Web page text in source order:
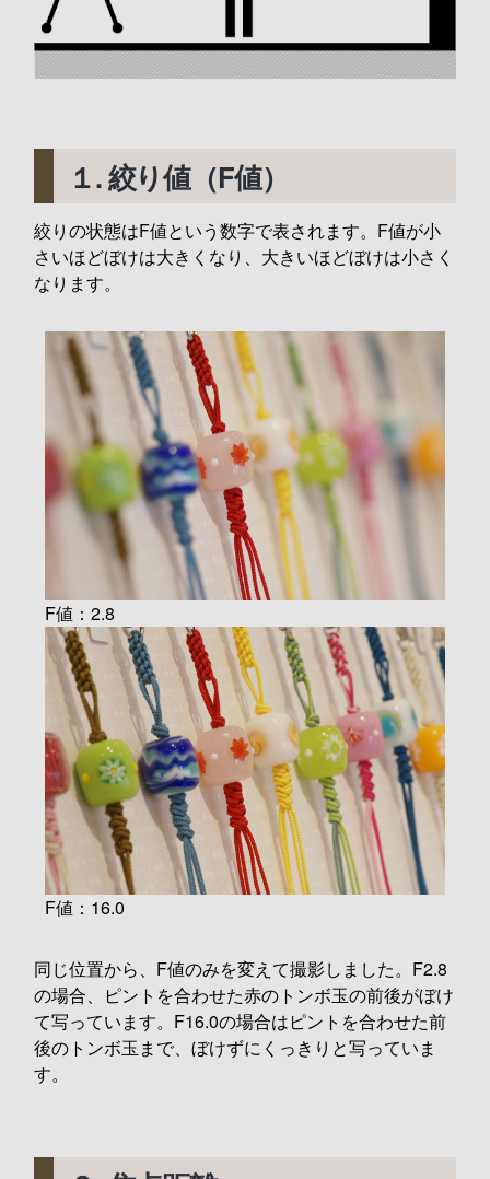
１. 絞り値（F値）
絞りの状態はF値という数字で表されます。F値が小
さいほどぼけは大きくなり、大きいほどぼけは小さく
なります。
F値：2.8
F値：16.0
同じ位置から、F値のみを変えて撮影しました。F2.8
の場合、ピントを合わせた赤のトンボ玉の前後がぼけ
て写っています。F16.0の場合はピントを合わせた前
後のトンボ玉まで、ぼけずにくっきりと写っていま
す。